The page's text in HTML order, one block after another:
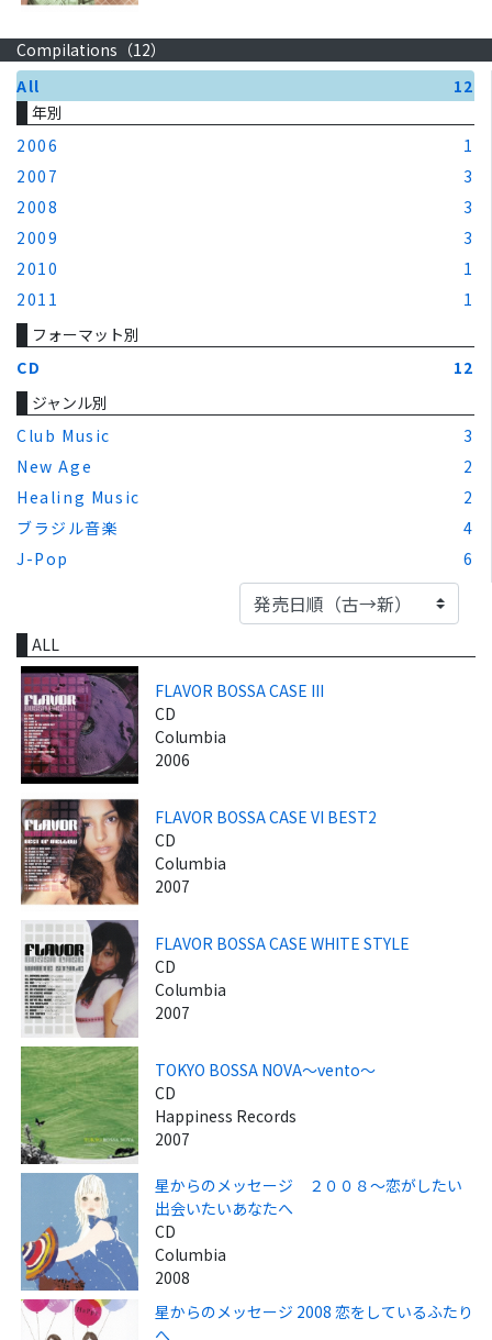
Compilations（12）
All
12
年別
2006
1
2007
3
2008
3
2009
3
2010
1
2011
1
フォーマット別
CD
12
ジャンル別
Club Music
3
New Age
2
Healing Music
2
ブラジル音楽
4
J-Pop
6
ALL
FLAVOR BOSSA CASE III
CD
Columbia
2006
FLAVOR BOSSA CASE VI BEST2
CD
Columbia
2007
FLAVOR BOSSA CASE WHITE STYLE
CD
Columbia
2007
TOKYO BOSSA NOVA～vento～
CD
Happiness Records
2007
星からのメッセージ ２００８～恋がしたい
出会いたいあなたへ
CD
Columbia
2008
星からのメッセージ 2008 恋をしているふたり
へ